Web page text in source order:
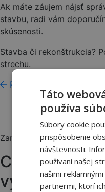
Ak máte záujem nájsť
stavbu, radi vám
skúsenosti.
Stavba či rekonštrukcia?
strechu.
Požičovňa
Zaregistrujte sa na odber
Chcem
výhodách
Táto
používa
Súbory cookie
prispôsobenie
návštevnosti.
používaní našej
našimi
partnermi, ktorí